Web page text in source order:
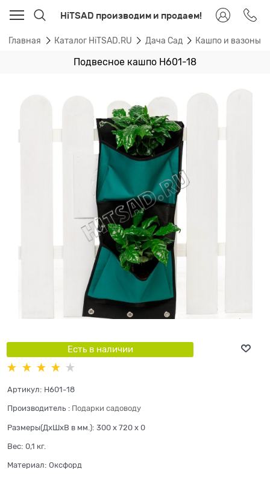
HiTSAD производим и продаем!
Главная Каталог HiTSAD.RU Дача Сад Кашпо и вазоны
Подвесное кашпо H601-18
Есть в наличии
Артикул: H601-18
Производитель : Подарки садоводу
Размеры(ДхШхВ в мм.): 300 x 720 x 0
Вес: 0,1 кг.
Материал: Оксфорд